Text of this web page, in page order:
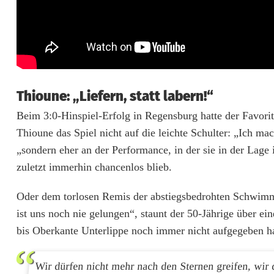
g
e
n
,
s
a
t
t
Thioune: „Liefern, statt labern!“
Beim 3:0-Hinspiel-Erfolg in Regensburg hatte der
Thioune das Spiel nicht auf die leichte Schulter: „Ich
„sondern eher an der Performance, in der sie in der
zuletzt immerhin chancenlos blieb.
Oder dem torlosen Remis der abstiegsbedrohten
ist uns noch nie gelungen“, staunt der 50-Jährige über
bis Oberkante Unterlippe noch immer nicht aufgegeben
Wir dürfen nicht mehr nach den Sternen greifen, wir